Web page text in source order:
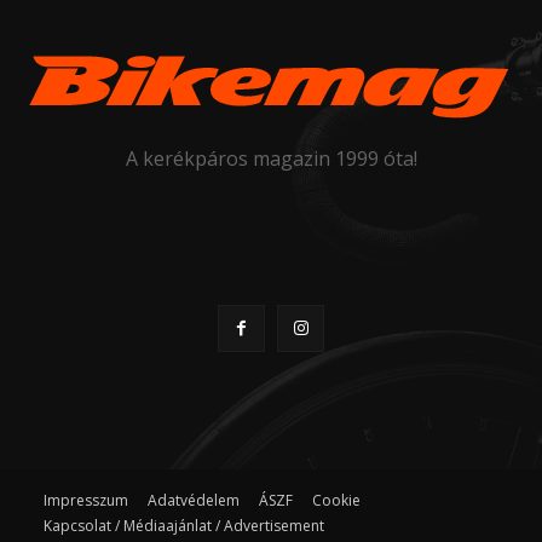
A kerékpáros magazin 1999 óta!
Impresszum Adatvédelem ÁSZF
Cookie
Kapcsolat / Médiaajánlat / Advertisement